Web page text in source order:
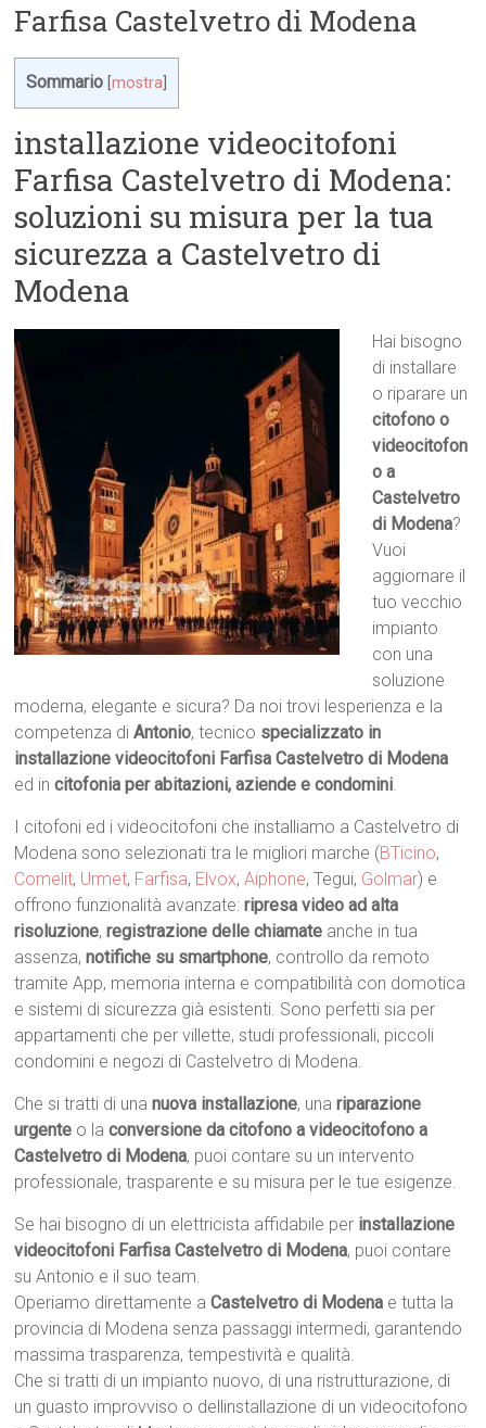
Farfisa Castelvetro di Modena
Sommario [mostra
installazione videocitofoni
Farfisa Castelvetro di Modena:
soluzioni su misura per la tua
sicurezza a Castelvetro di
Modena
Hai bisogno
di installare
o riparare un
citofono o
videocitofon
o a
Castelvetro
di Modena?
Vuoi
aggiornare il
tuo vecchio
impianto
con una
soluzione
moderna, elegante e sicura? Da noi trovi lesperienza e la
competenza diAntonio, tecnico specializzato in
installazione videocitofoni Farfisa Castelvetro di Modena
ed incitofonia per abitazioni, aziende e condomini.
I citofoni ed i videocitofoni che installiamo a Castelvetro di
Modena sono selezionati tra le migliori marche (BTicino,
Comelit, Urmet, Farfisa, Elvox,Aiphone, Tegui, Golmar) e
offrono funzionalità avanzate:ripresa video ad alta
risoluzione,registrazione delle chiamate anche in tua
assenza,notifiche su smartphone, controllo da remoto
tramite App, memoria interna e compatibilità con domotica
e sistemi di sicurezza già esistenti. Sono perfetti sia per
appartamenti che per villette, studi professionali, piccoli
condomini e negozi di Castelvetro di Modena.
Che si tratti di unanuova installazione, unariparazione
urgente o laconversione da citofono a videocitofono a
Castelvetro di Modena, puoi contare su un intervento
professionale, trasparente e su misura per le tue esigenze.
Se hai bisogno di un elettricista affidabile per installazione
videocitofoni Farfisa Castelvetro di Modena, puoi contare
su Antonio e il suo team.
Operiamo direttamente aCastelvetro di Modena e tutta la
provincia di Modena senza passaggi intermedi, garantendo
massima trasparenza, tempestività e qualità.
Che si tratti di un impianto nuovo, di una ristrutturazione, di
un guasto improvviso o dellinstallazione di un videocitofono